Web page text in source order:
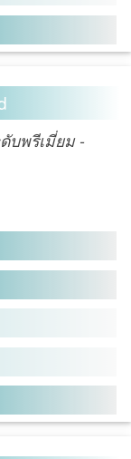
บพรีเมี่ยม -